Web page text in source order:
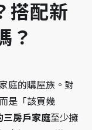
搭配新
？
庭的購屋族。對
是「該買幾
房戶家庭至少擁